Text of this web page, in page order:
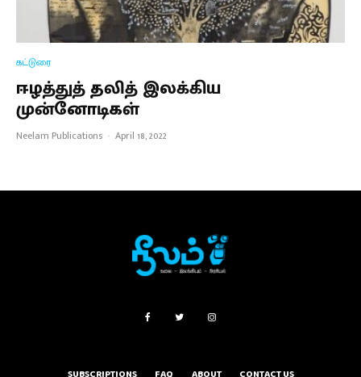
கட்டுரை
ஈழத்துத் தலித் இலக்கிய
முன்னோடிகள்
Neelam Publications · April 18, 2022